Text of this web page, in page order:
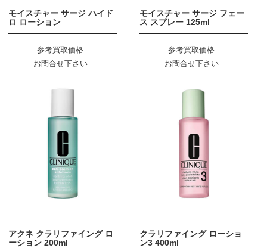
モイスチャー サージ ハイド
ロ ローション
参考買取価格
お問合せ下さい
モイスチャー サージ フェー
ス スプレー 125ml
参考買取価格
お問合せ下さい
アクネ クラリファイング ロ
ーション 200ml
クラリファイング ローショ
ン3 400ml